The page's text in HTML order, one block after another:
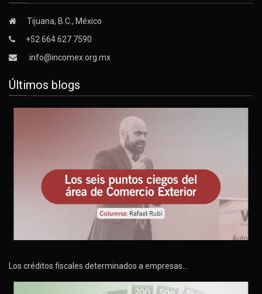
Tijuana, B.C., México
+52 664 627 7590
info@incomex.org.mx
Últimos blogs
Los créditos fiscales determinados a empresas…